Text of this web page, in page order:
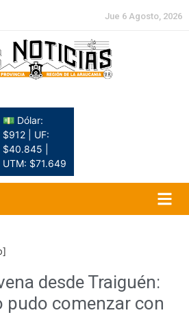
Jue 6 Agosto, 2026
💵 Dólar:
$912 | UF:
$40.845 |
UTM: $71.649
desde Traiguén:
pudo comenzar con